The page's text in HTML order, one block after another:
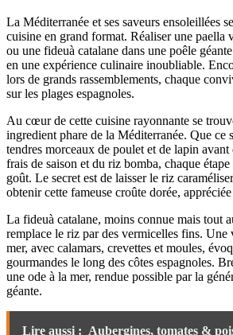
La Méditerranée et ses saveurs ensoleillées
cuisine en grand format. Réaliser une paella
ou une fideuà catalane dans une poêle
en une expérience culinaire inoubliable.
lors de grands rassemblements, chaque
sur les plages espagnoles.
Au cœur de cette cuisine rayonnante se
ingredient phare de la Méditerranée. Que ce
tendres morceaux de poulet et de lapin avant
frais de saison et du riz bomba, chaque
goût. Le secret est de laisser le riz
obtenir cette fameuse croûte dorée,
La fideuà catalane, moins connue mais tout
remplace le riz par des vermicelles fins. Une
mer, avec calamars, crevettes et moules,
gourmandes le long des côtes espagnoles.
une ode à la mer, rendue possible par la
géante.
Lire aussi : Aubergines, tomates &